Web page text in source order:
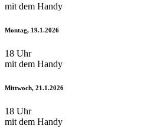
mit dem Handy
Montag, 19.1.2026
18 Uhr
mit dem Handy
Mittwoch, 21.1.2026
18 Uhr
mit dem Handy